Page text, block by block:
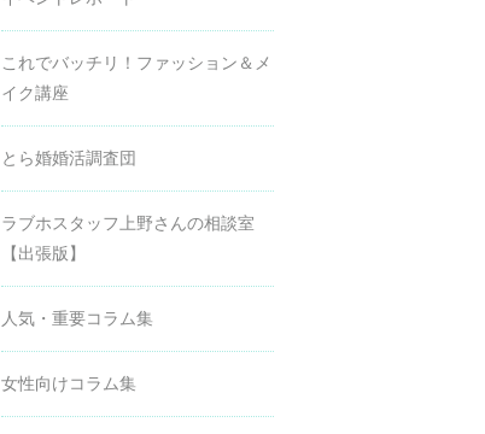
これでバッチリ！ファッション＆メ
イク講座
とら婚婚活調査団
ラブホスタッフ上野さんの相談室
【出張版】
人気・重要コラム集
女性向けコラム集